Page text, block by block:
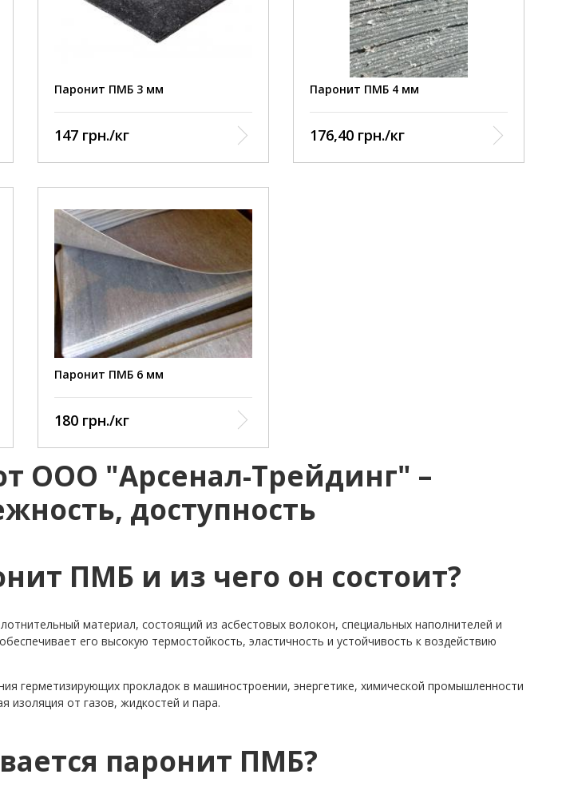
Паронит ПМБ 3 мм
147 грн./кг
Паронит ПМБ 4 мм
Тяжёлые и лёгкие нефтепродукты,
масляные фракции, расплав воска,
t, ˚C 300
Сжиженные и газообразные
углеводороды С1-С5, Р, МПа 2,0
Рассолы, Р, МПа 10
Коксовый газ, Р, МПа 6,4
Коксовый газ, t, ˚C 490
176,40 грн./кг
Паронит ПМБ 6 мм
Тяжёлые и лёгкие нефтепродукты,
масляные фракции, расплав воска,
Р, МПа 3,0
Тяжёлые и лёгкие нефтепродукты,
масляные фракции, расплав воска,
t, ˚C 300
Сжиженные и газообразные
углеводороды С1-С5, Р, МПа 2,0
Рассолы, Р, МПа 10
Коксовый газ, Р, МПа 6,4
Коксовый газ, t, ˚C 490
Газообразный кислород и азот, Р,
МПа 5,0
МПа 5-16
180 грн./кг
ООО "Арсенал-Трейдинг" –
доступность
ПМБ и из чего он состоит?
материал, состоящий из асбестовых волокон, специальных наполнителей и
его высокую термостойкость, эластичность и устойчивость к воздействию
герметизирующих прокладок в машиностроении, энергетике, химической промышленности
изоляция от газов, жидкостей и пара.
паронит ПМБ?